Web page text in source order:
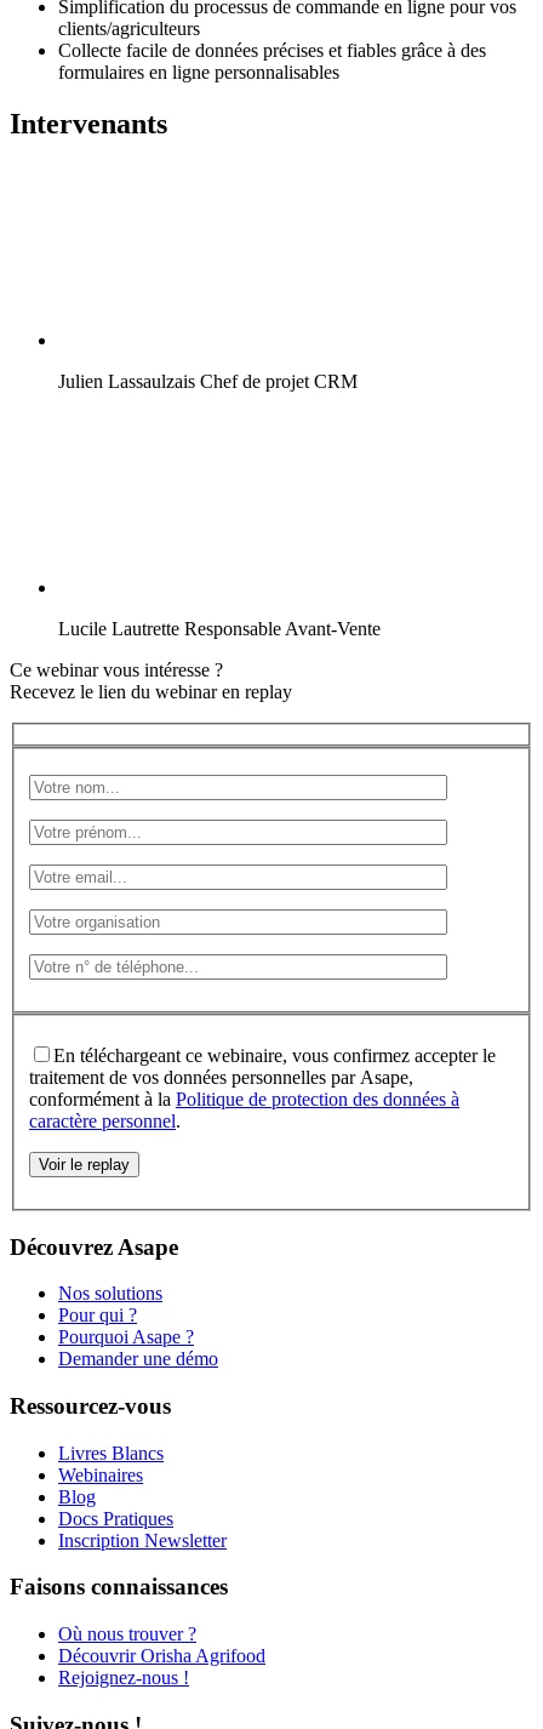
Simplification du processus de commande en ligne pour vos
clients/agriculteurs
Collecte facile de données précises et fiables grâce à des
formulaires en ligne personnalisables
Intervenants
Julien Lassaulzais Chef de projet CRM
Lucile Lautrette Responsable Avant-Vente
Ce webinar vous intéresse ?
Recevez le lien du webinar en replay
En téléchargeant ce webinaire, vous confirmez accepter le
traitement de vos données personnelles par Asape,
conformément à la Politique de protection des données à
caractère personnel.
Découvrez Asape
Nos solutions
Pour qui ?
Pourquoi Asape ?
Demander une démo
Ressourcez-vous
Livres Blancs
Webinaires
Blog
Docs Pratiques
Inscription Newsletter
Faisons connaissances
Où nous trouver ?
Découvrir Orisha Agrifood
Rejoignez-nous !